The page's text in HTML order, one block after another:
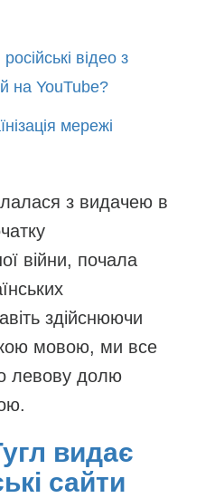
відео з
на YouTube?
мережі
з видачею в
війни, почала
здійснюючи
мовою, ми все
левову долю
видає
сайти